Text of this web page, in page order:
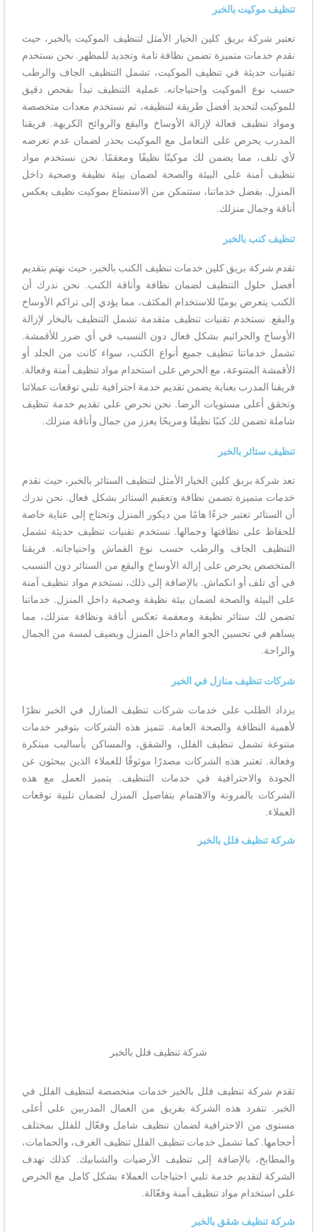
تنظيف موكيت بالخبر
تعتبر شركة بريق كلين الخيار الأمثل لتنظيف الموكيت بالخبر، حيث
نقدم خدمات متميزة تضمن نظافة تامة وتجديد للمظهر. نحن نستخدم
تقنيات حديثة في تنظيف الموكيت، تشمل التنظيف الجاف والرطب
حسب نوع الموكيت واحتياجاته. عملية التنظيف تبدأ بفحص دقيق
للموكيت لتحديد أفضل طريقة لتنظيفه، ثم نستخدم معدات متخصصة
ومواد تنظيف فعالة لإزالة الأوساخ والبقع والروائح الكريهة. فريقنا
المدرب يحرص على التعامل مع الموكيت بحذر لضمان عدم تعرضه
لأي تلف، مما يضمن لك موكيتًا نظيفًا ومعقمًا. نحن نستخدم مواد
تنظيف آمنة على البيئة والصحة لضمان بيئة نظيفة وصحية داخل
المنزل. بفضل خدماتنا، ستتمكن من الاستمتاع بموكيت نظيف يعكس
أناقة وجمال منزلك.
تنظيف كنب بالخبر
تقدم شركة بريق كلين خدمات تنظيف الكنب بالخبر، حيث نهتم بتقديم
أفضل حلول التنظيف لضمان نظافة وأناقة الكنب. نحن ندرك أن
الكنب يتعرض يوميًا للاستخدام المكثف، مما يؤدي إلى تراكم الأوساخ
والبقع. نستخدم تقنيات تنظيف متقدمة تشمل التنظيف بالبخار لإزالة
الأوساخ والجراثيم بشكل فعال دون التسبب في أي ضرر للأقمشة.
تشمل خدماتنا تنظيف جميع أنواع الكنب، سواء كانت من الجلد أو
الأقمشة المتنوعة، مع الحرص على استخدام مواد تنظيف آمنة وفعالة.
فريقنا المدرب بعناية يضمن تقديم خدمة احترافية تلبي توقعات عملائنا
وتحقق أعلى مستويات الرضا. نحن نحرص على تقديم خدمة تنظيف
شاملة تضمن لك كنبًا نظيفًا ومريحًا يعزز من جمال وأناقة منزلك.
تنظيف ستائر بالخبر
تعد شركة بريق كلين الخيار الأمثل لتنظيف الستائر بالخبر، حيث نقدم
خدمات متميزة تضمن نظافة وتعقيم الستائر بشكل فعال. نحن ندرك
أن الستائر تعتبر جزءًا هامًا من ديكور المنزل وتحتاج إلى عناية خاصة
للحفاظ على نظافتها وجمالها. نستخدم تقنيات تنظيف حديثة تشمل
التنظيف الجاف والرطب حسب نوع القماش واحتياجاته. فريقنا
المتخصص يحرص على إزالة الأوساخ والبقع من الستائر دون التسبب
في أي تلف أو انكماش. بالإضافة إلى ذلك، نستخدم مواد تنظيف آمنة
على البيئة والصحة لضمان بيئة نظيفة وصحية داخل المنزل. خدماتنا
تضمن لك ستائر نظيفة ومعقمة تعكس أناقة ونظافة منزلك، مما
يساهم في تحسين الجو العام داخل المنزل ويضيف لمسة من الجمال
والراحة.
شركات تنظيف منازل في الخبر
يزداد الطلب على خدمات شركات تنظيف المنازل في الخبر نظرًا
لأهمية النظافة والصحة العامة. تتميز هذه الشركات بتوفير خدمات
متنوعة تشمل تنظيف الفلل، والشقق، والمساكن بأساليب مبتكرة
وفعالة. تعتبر هذه الشركات مصدرًا موثوقًا للعملاء الذين يبحثون عن
الجودة والاحترافية في خدمات التنظيف. يتميز العمل مع هذه
الشركات بالمرونة والاهتمام بتفاصيل المنزل لضمان تلبية توقعات
العملاء.
شركة تنظيف فلل بالخبر
شركة تنظيف فلل بالخبر
تقدم شركة تنظيف فلل بالخبر خدمات متخصصة لتنظيف الفلل في
الخبر. تتفرد هذه الشركة بفريق من العمال المدربين على أعلى
مستوى من الاحترافية لضمان تنظيف شامل وفعّال للفلل بمختلف
أحجامها. كما تشمل خدمات تنظيف الفلل تنظيف الغرف، والحمامات،
والمطابخ، بالإضافة إلى تنظيف الأرضيات والشبابيك. كذلك تهدف
الشركة لتقديم خدمة تلبي احتياجات العملاء بشكل كامل مع الحرص
على استخدام مواد تنظيف آمنة وفعّالة.
شركة تنظيف شقق بالخبر